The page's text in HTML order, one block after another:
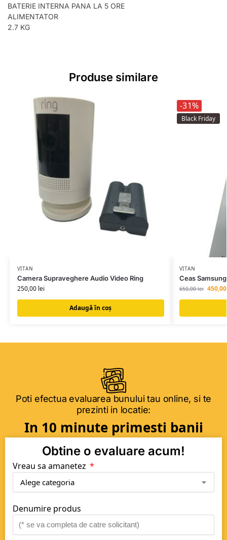
BATERIE INTERNA PANA LA 5 ORE
ALIMENTATOR
2.7 KG
Produse similare
VITAN
Camera Supraveghere Audio Video Ring
250,00 lei
Adaugă în coș
-31%
Black Friday
VITAN
Ceas
650,00lei
Poti efectua evaluarea bunului tau online, si te
prezinti in locatie:
In 10 minute primesti banii
Obtine o evaluare acum!
Vreau sa amanetez
Denumire produs